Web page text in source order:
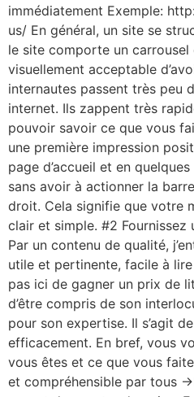
immédiatement Exemple:
us/ En général, un site se
le site comporte un carrousel
visuellement acceptable
internautes passent très peu
internet. Ils zappent très
pouvoir savoir ce que vous
une première impression
page d’accueil et en
sans avoir à actionner la
droit. Cela signifie que votre
clair et simple. #2 Fournissez
Par un contenu de qualité,
utile et pertinente, facile à
pas ici de gagner un prix de
d’être compris de son
pour son expertise. Il s’agit
efficacement. En bref, vous
vous êtes et ce que vous
et compréhensible par tous -